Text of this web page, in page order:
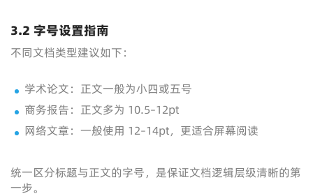
3.2 字号设置指南
不同文档类型建议如下：
学术论文：正文一般为小四或五号
商务报告：正文多为 10.5–12pt
网络文章：一般使用 12–14pt，更适合屏幕阅读
统一区分标题与正文的字号，是保证文档逻辑层级清晰的第
一步。